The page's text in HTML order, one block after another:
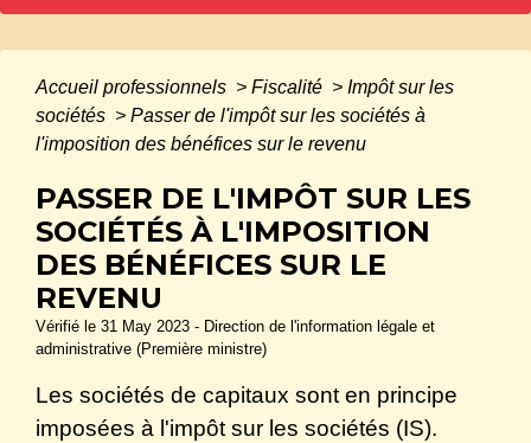
Accueil professionnels > Fiscalité > Impôt sur les
sociétés > Passer de l'impôt sur les sociétés à
l'imposition des bénéfices sur le revenu
PASSER DE L'IMPÔT SUR LES
SOCIÉTÉS À L'IMPOSITION
DES BÉNÉFICES SUR LE
REVENU
Vérifié le 31 May 2023 - Direction de l'information légale et
administrative (Première ministre)
Les sociétés de capitaux sont en principe
imposées à l'impôt sur les sociétés (IS).